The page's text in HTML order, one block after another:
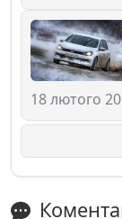
18 лютого